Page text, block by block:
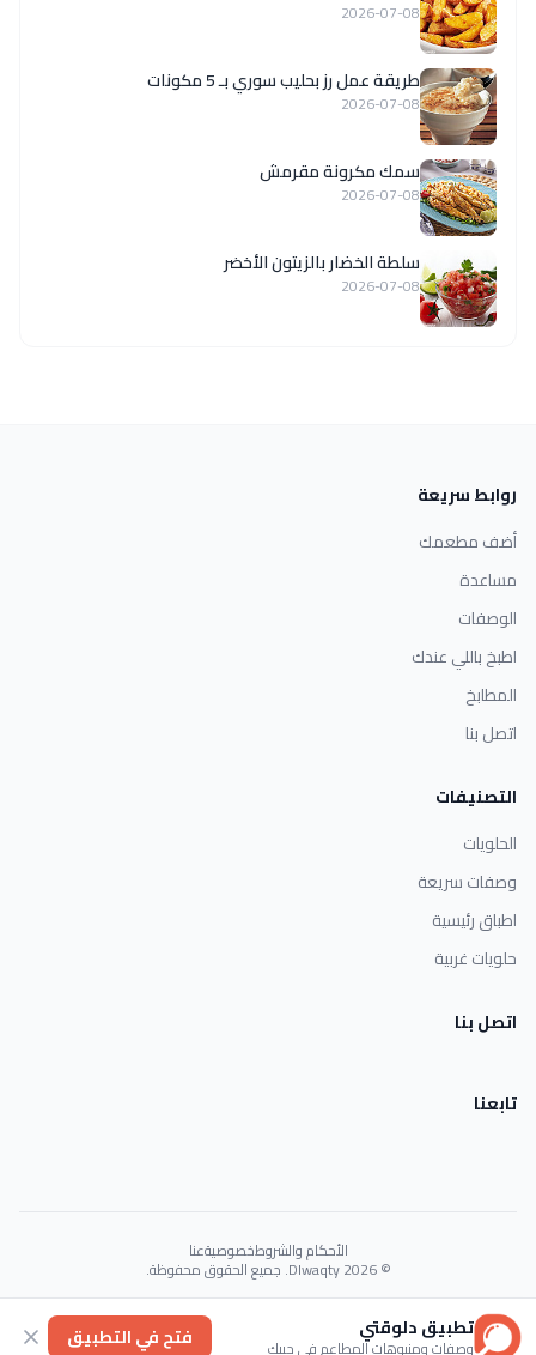
2026-07-08
طريقة عمل رز بحليب سوري بـ 5 مكونات
2026-07-08
سمك مكرونة مقرمش
2026-07-08
سلطة الخضار بالزيتون الأخضر
2026-07-08
روابط سريعة
أضف مطعمك
مساعدة
الوصفات
اطبخ باللي عندك
المطابخ
اتصل بنا
التصنيفات
الحلويات
وصفات سريعة
اطباق رئيسية
حلويات غربية
اتصل بنا
تابعنا
الأحكام والشروطخصوصيةعنا
© 2026 Dlwaqty. جميع الحقوق محفوظة.
Powered byGAIT
تطبيق دلوقتي
وصفات ومنيوهات المطاعم في جيبك فتح في التطبيق